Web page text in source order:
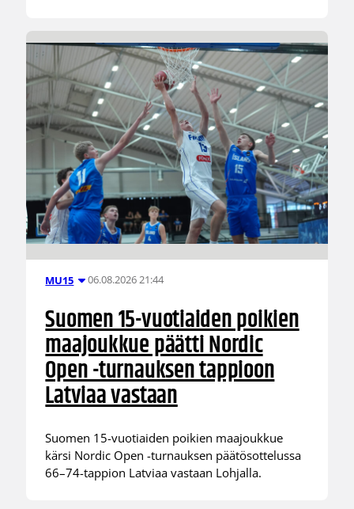
MU15 06.08.2026 21:44
Suomen 15-vuotiaiden poikien
maajoukkue päätti Nordic
Open -turnauksen tappioon
Latviaa vastaan
Suomen 15-vuotiaiden poikien maajoukkue
kärsi Nordic Open -turnauksen päätösottelussa
66–74-tappion Latviaa vastaan Lohjalla.